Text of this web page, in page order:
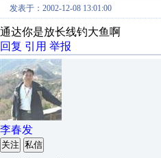
发表于：2002-12-08 13:01:00
通达你是放长线钓大鱼啊
回复 引用 举报
李春发
关注 私信